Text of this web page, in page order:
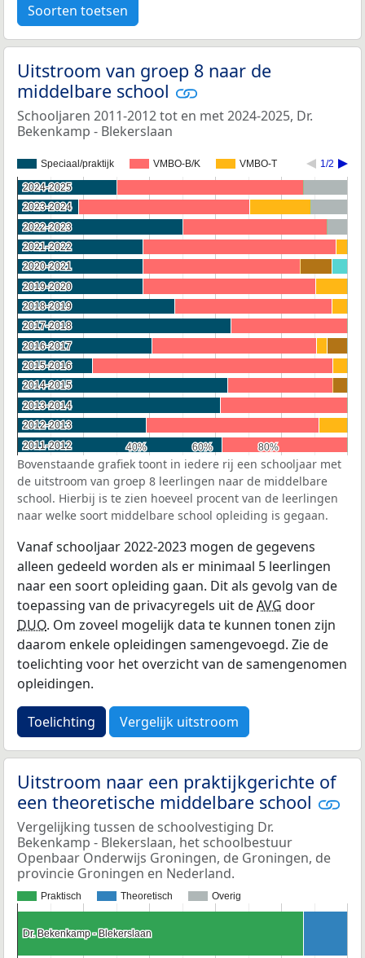
Soorten toetsen
Uitstroom van groep 8 naar de
middelbare school
Schooljaren 2011-2012 tot en met 2024-2025, Dr.
Bekenkamp - Blekerslaan
Speciaal/praktijk VMBO-B/K VMBO-T 1/2
40%
40% 60%
60% 80%
80%
2024-2025
2024-2025
2023-2024
2023-2024
2022-2023
2022-2023
2021-2022
2021-2022
2020-2021
2020-2021
2019-2020
2019-2020
2018-2019
2018-2019
2017-2018
2017-2018
2016-2017
2016-2017
2015-2016
2015-2016
2014-2015
2014-2015
2013-2014
2013-2014
2012-2013
2012-2013
2011-2012
2011-2012
Bovenstaande grafiek toont in iedere rij een schooljaar met
de uitstroom van groep 8 leerlingen naar de middelbare
school. Hierbij is te zien hoeveel procent van de leerlingen
naar welke soort middelbare school opleiding is gegaan.
Vanaf schooljaar 2022-2023 mogen de gegevens
alleen gedeeld worden als er minimaal 5 leerlingen
naar een soort opleiding gaan. Dit als gevolg van de
toepassing van de privacyregels uit deAVG door
DUO. Om zoveel mogelijk data te kunnen tonen zijn
daarom enkele opleidingen samengevoegd. Zie de
toelichting voor het overzicht van de samengenomen
opleidingen.
Toelichting Vergelijk uitstroom
Uitstroom naar een praktijkgerichte of
een theoretische middelbare school
Vergelijking tussen de schoolvestiging Dr.
Bekenkamp - Blekerslaan, het schoolbestuur
Openbaar Onderwijs Groningen, de Groningen, de
provincie Groningen en Nederland.
Praktisch Theoretisch Overig
Dr. Bekenkamp - Blekerslaan
Dr. Bekenkamp - Blekerslaan